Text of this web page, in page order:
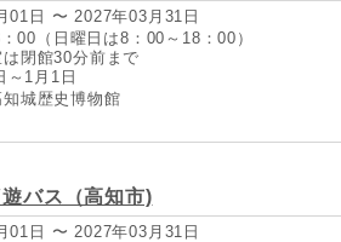
01日 〜 2027年03月31日
00（日曜日は8：00～18：00）
閉館30分前まで
～1月1日
城歴史博物館
遊バス（高知市)
01日 〜 2027年03月31日